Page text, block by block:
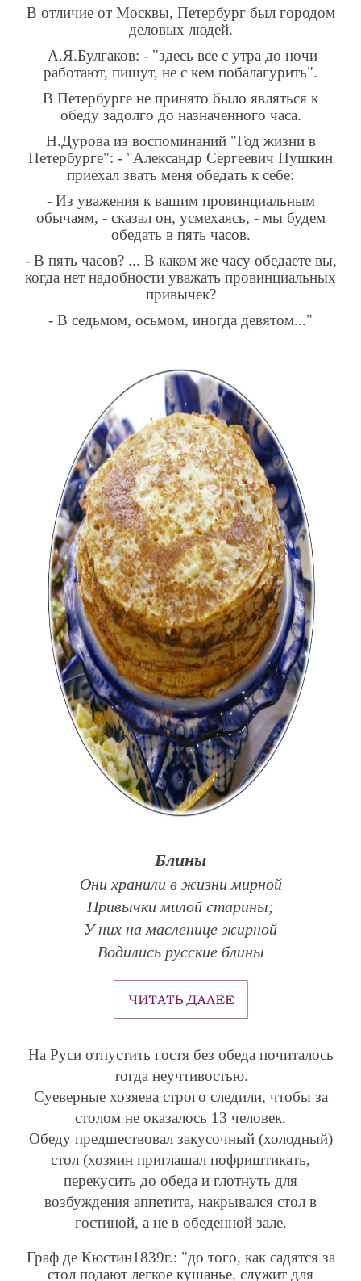
В отличие от Москвы, Петербург был городом
деловых людей.
А.Я.Булгаков: - "здесь все с утра до ночи
работают, пишут, не с кем побалагурить".
В Петербурге не принято было являться к
обеду задолго до назначенного часа.
Н.Дурова из воспоминаний "Год жизни в
Петербурге": - "Александр Сергеевич Пушкин
приехал звать меня обедать к себе:
- Из уважения к вашим провинциальным
обычаям, - сказал он, усмехаясь, - мы будем
обедать в пять часов.
- В пять часов? ... В каком же часу обедаете вы,
когда нет надобности уважать провинциальных
привычек?
- В седьмом, осьмом, иногда девятом..."
Блины
Они хранили в жизни мирной
Привычки милой старины;
У них на масленице жирной
Водились русские блины
На Руси отпустить гостя без обеда почиталось
тогда неучтивостью.
Суеверные хозяева строго следили, чтобы за
столом не оказалось 13 человек.
Обеду предшествовал закусочный (холодный)
стол (хозяин приглашал пофриштикать,
перекусить до обеда и глотнуть для
возбуждения аппетита, накрывался стол в
гостиной, а не в обеденной зале.
Граф де Кюстин1839г.: "до того, как садятся за
стол подают легкое кушанье, служит для